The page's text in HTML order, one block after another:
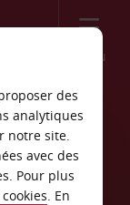
Menu
des
analytiques
notre site.
avec des
Pour plus
. En